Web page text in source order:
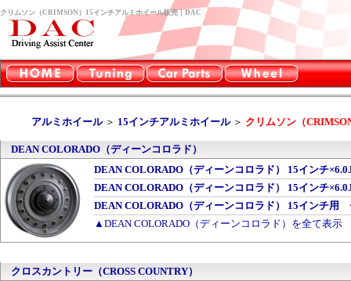
クリムソン（CRIMSON）15インチアルミホイール販売｜DAC
アルミホイール＞ 15インチアルミホイール＞ クリムソン（
DEAN COLORADO（ディーンコロラド）
DEAN COLORADO（ディーンコロラド） 15インチ
DEAN COLORADO（ディーンコロラド） 15インチ
DEAN COLORADO（ディーンコロラド） 15インチ用
▲DEAN COLORADO（ディーンコロラド）を全て表示
クロスカントリー（CROSS COUNTRY）